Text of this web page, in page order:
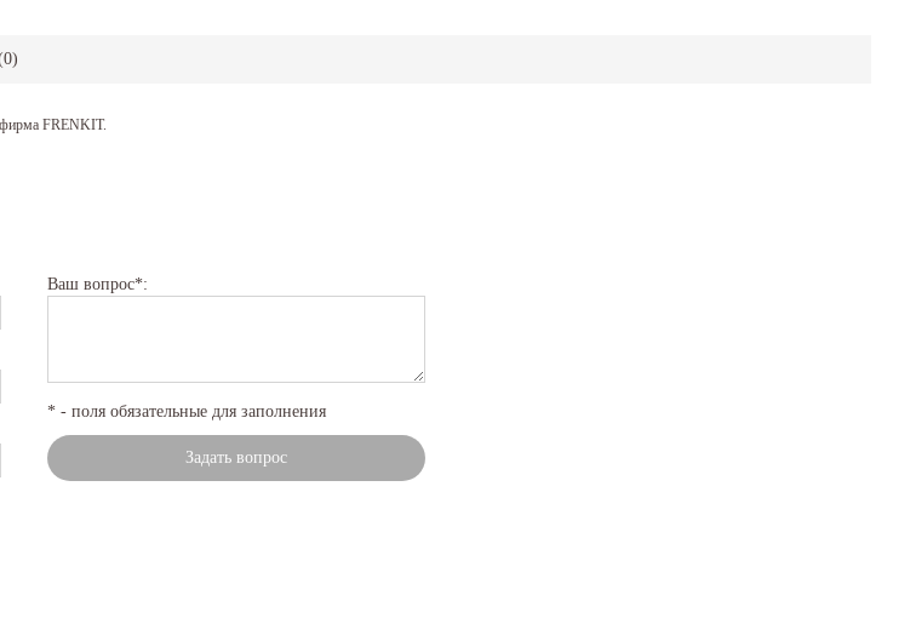
0)
фирма FRENKIT.
Ваш вопрос*:
* - поля обязательные для заполнения
Задать вопрос